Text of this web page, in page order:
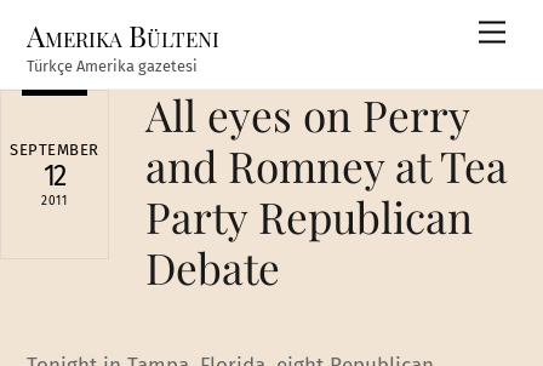
content
Amerika Bülteni
Türkçe Amerika gazetesi
SEPTEMBER
12
2011
All eyes on Perry
and Romney at Tea
Party Republican
Debate